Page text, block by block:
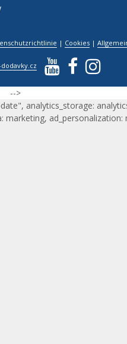
| Cookies |
-->
analytics_storage:
marketing, ad_personalization: